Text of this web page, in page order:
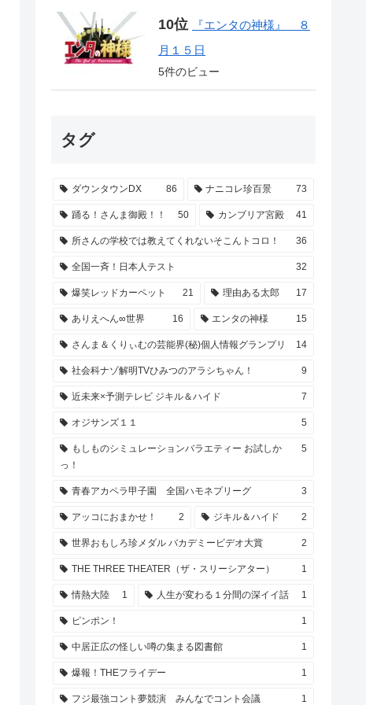
『エンタの神様』 ８
月１５日
5件のビュー
タグ
ダウンタウンDX 86 ナニコレ珍百景 73
踊る！さんま御殿！！ 50 カンブリア宮殿 41
所さんの学校では教えてくれないそこんトコロ！ 36
全国一斉！日本人テスト 32
爆笑レッドカーペット 21 理由ある太郎 17
ありえへん∞世界 16 エンタの神様 15
さんま＆くりぃむの芸能界(秘)個人情報グランプリ 14
社会科ナゾ解明TVひみつのアラシちゃん！ 9
近未来×予測テレビ ジキル＆ハイド 7
オジサンズ１１ 5
もしものシミュレーションバラエティー お試しか
っ！
5
青春アカペラ甲子園 全国ハモネプリーグ 3
アッコにおまかせ！ 2 ジキル＆ハイド 2
世界おもしろ珍メダル バカデミービデオ大賞 2
THE THREE THEATER（ザ・スリーシアター） 1
情熱大陸 1 人生が変わる１分間の深イイ話 1
ピンポン！ 1
中居正広の怪しい噂の集まる図書館 1
爆報！THEフライデー 1
フジ最強コント夢競演 みんなでコント会議 1